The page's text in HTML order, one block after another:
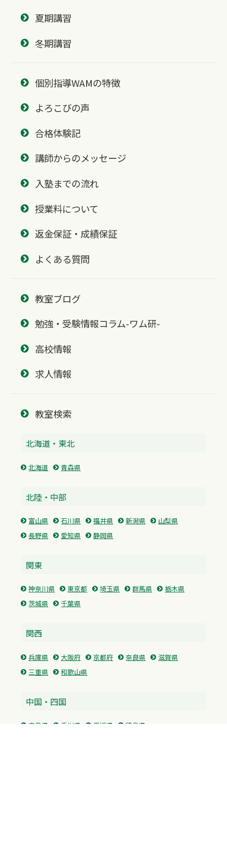
夏期講習
冬期講習
個別指導WAMの特徴
よろこびの声
合格体験記
講師からのメッセージ
入塾までの流れ
授業料について
返金保証・成績保証
よくある質問
教室ブログ
勉強・受験情報コラム-ワム研-
高校情報
求人情報
教室検索
北海道・東北
北海道 青森県
北陸・中部
富山県 石川県 福井県 新潟県
山梨県
長野県
愛知県 静岡県
関東
神奈川県 東京都 埼玉県 群馬県
栃木県
茨城県
千葉県
関西
兵庫県 大阪府 京都府 奈良県
滋賀県
三重県
和歌山県
中国・四国
広島県 香川県 愛媛県 徳島県